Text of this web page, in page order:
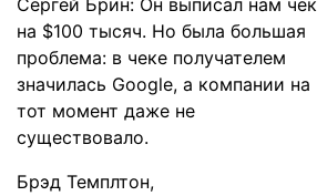
Сергей Брин: Он выписал нам чек
на $100 тысяч. Но была большая
проблема: в чеке получателем
значилась Google, а компании на
тот момент даже не
существовало.
Брэд Темплтон,